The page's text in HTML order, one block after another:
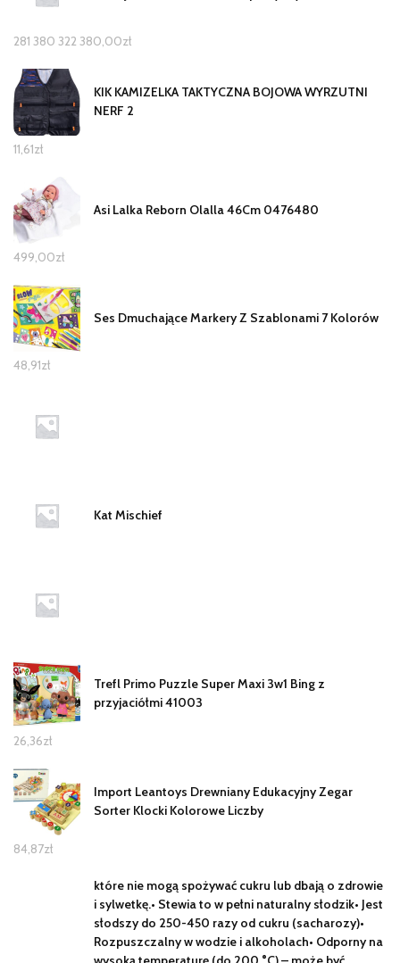
281 380 322 380,00zł
KIK KAMIZELKA TAKTYCZNA BOJOWA WYRZUTNI
NERF 2
11,61zł
Asi Lalka Reborn Olalla 46Cm 0476480
499,00zł
Ses Dmuchające Markery Z Szablonami 7 Kolorów
48,91zł
Kat Mischief
Trefl Primo Puzzle Super Maxi 3w1 Bing z
przyjaciółmi 41003
26,36zł
Import Leantoys Drewniany Edukacyjny Zegar
Sorter Klocki Kolorowe Liczby
84,87zł
które nie mogą spożywać cukru lub dbają o zdrowie
i sylwetkę.• Stewia to w pełni naturalny słodzik• Jest
słodszy do 250-450 razy od cukru (sacharozy)•
Rozpuszczalny w wodzie i alkoholach• Odporny na